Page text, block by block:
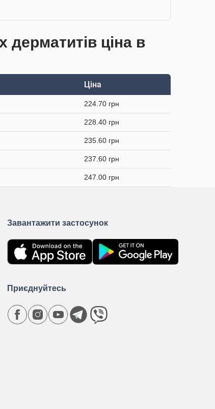
дерматитів ціна в
Ціна
224.70 грн
228.40 грн
235.60 грн
237.60 грн
247.00 грн
Завантажити застосунок
Приєднуйтесь